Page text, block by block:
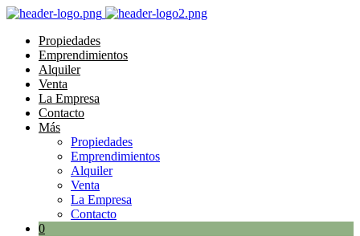
Propiedades
Emprendimientos
Alquiler
Venta
La Empresa
Contacto
Más
Propiedades
Emprendimientos
Alquiler
Venta
La Empresa
Contacto
0